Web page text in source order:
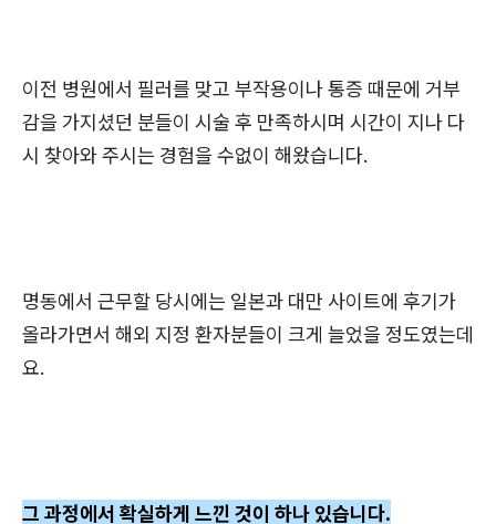
이전 병원에서 필러를 맞고 부작용이나 통증 때문에 거부
감을 가지셨던 분들이 시술 후 만족하시며 시간이 지나 다
시 찾아와 주시는 경험을 수없이 해왔습니다.
명동에서 근무할 당시에는 일본과 대만 사이트에 후기가
올라가면서 해외 지정 환자분들이 크게 늘었을 정도였는데
요.
그 과정에서 확실하게 느낀 것이 하나 있습니다.